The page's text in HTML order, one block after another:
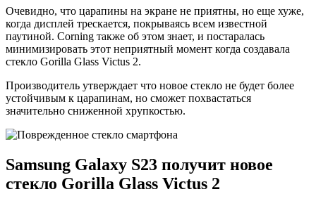
Очевидно, что царапины на экране не приятны, но еще хуже,
когда дисплей трескается, покрываясь всем известной
паутиной. Corning также об этом знает, и постаралась
минимизировать этот неприятный момент когда создавала
стекло Gorilla Glass Victus 2.
Производитель утверждает что новое стекло не будет более
устойчивым к царапинам, но сможет похвастаться
значительно сниженной хрупкостью.
Samsung Galaxy S23 получит новое
стекло Gorilla Glass Victus 2